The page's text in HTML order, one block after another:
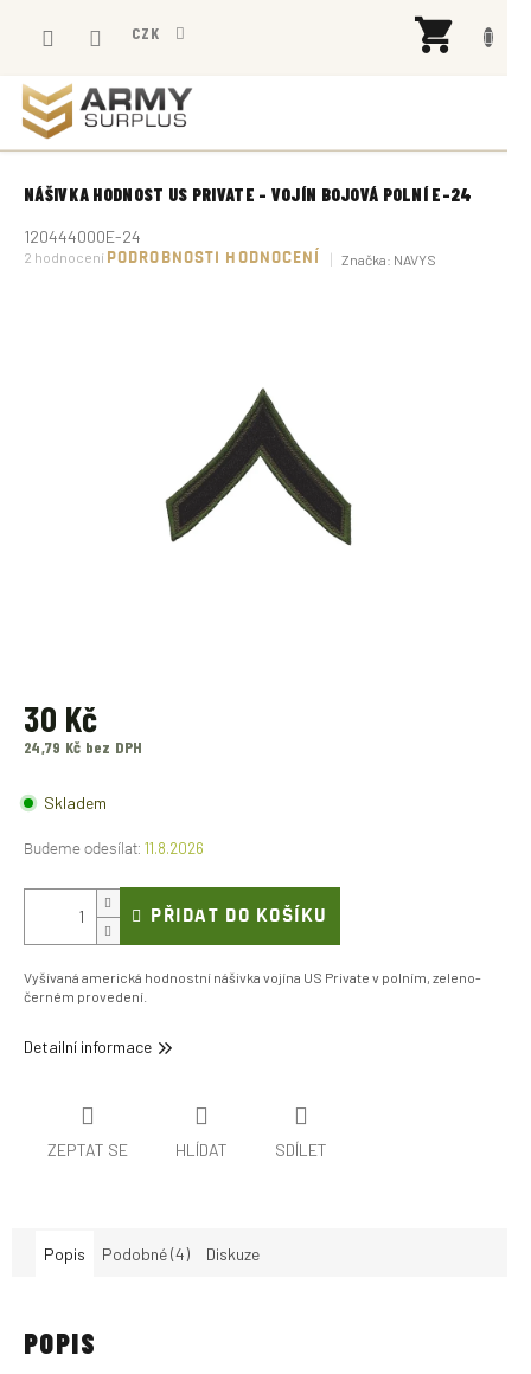
CZK
NÁŠIVKA HODNOST US PRIVATE - VOJÍN BOJOVÁ POLNÍ E-24
120444000E-24
Průměrné
2 hodnocení PODROBNOSTI HODNOCENÍ Značka: NAVYS
30 Kč
24,79 Kč bez DPH
cena:Skladem
11.8.2026
PŘIDAT DO KOŠÍKU
Vyšívaná americká hodnostní nášivka vojína US Private v polním, zeleno-
černém provedení.
Detailní informace
ZEPTAT SE HLÍDAT SDÍLET
Popis Podobné (4) Diskuze
POPIS